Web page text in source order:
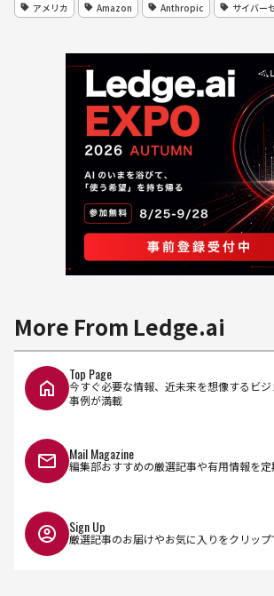
アメリカ Amazon Anthropic サイバー
More From Ledge.ai
Top Page
今すぐ必要な情報、近未来を想像するビ
事例が満載
Mail Magazine
編集部おすすめの厳選記事や有用情報を
Sign Up
厳選記事のお届けやお気に入りをクリッ